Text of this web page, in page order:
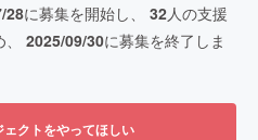
28に募集を開始し、 32人の支援
2025/09/30に募集を終了しま
ェクトをやってほしい